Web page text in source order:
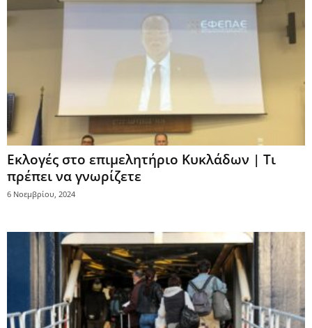
Εκλογές στο επιμελητήριο Κυκλάδων | Τι
πρέπει να γνωρίζετε
6 Νοεμβρίου, 2024